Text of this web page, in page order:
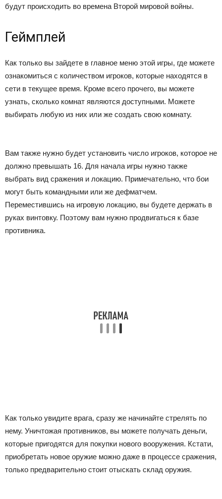
будут происходить во времена Второй мировой войны.
Геймплей
Как только вы зайдете в главное меню этой игры, где можете
ознакомиться с количеством игроков, которые находятся в
сети в текущее время. Кроме всего прочего, вы можете
узнать, сколько комнат являются доступными. Можете
выбирать любую из них или же создать свою комнату.
Вам также нужно будет установить число игроков, которое не
должно превышать 16. Для начала игры нужно также
выбрать вид сражения и локацию. Примечательно, что бои
могут быть командными или же дефматчем.
Переместившись на игровую локацию, вы будете держать в
руках винтовку. Поэтому вам нужно продвигаться к базе
противника.
Как только увидите врага, сразу же начинайте стрелять по
нему. Уничтожая противников, вы можете получать деньги,
которые пригодятся для покупки нового вооружения. Кстати,
приобретать новое оружие можно даже в процессе сражения,
только предварительно стоит отыскать склад оружия.